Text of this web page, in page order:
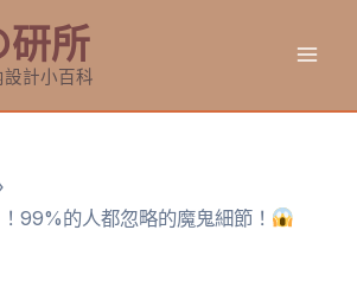
研所
計小百科
99%的人都忽略的魔鬼細節！